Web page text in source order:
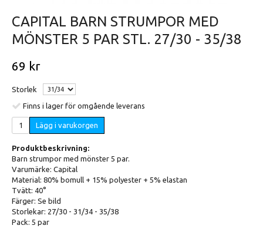
CAPITAL BARN STRUMPOR MED
MÖNSTER 5 PAR STL. 27/30 - 35/38
69 kr
Storlek
Finns i lager för omgående leverans
Lägg i varukorgen
Produktbeskrivning:
Barn strumpor med mönster 5 par.
Varumärke: Capital
Material: 80% bomull + 15% polyester + 5% elastan
Tvätt: 40°
Färger: Se bild
Storlekar: 27/30 - 31/34 - 35/38
Pack: 5 par